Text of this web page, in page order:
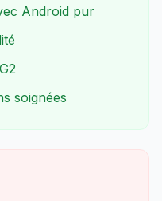
Android pur
soignées